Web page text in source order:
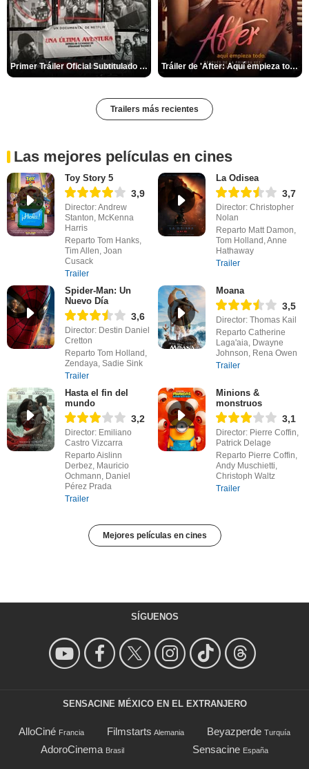
Primer Tráiler Oficial Subtitulado de 'Una última aventura: Detrás de cámaras de Stranger Things 5' Tráiler de 'After: Aquí empieza todo'
Trailers más recientes
Las mejores películas en cines
Toy Story 5
3,9
Director: Andrew
Stanton, McKenna
Harris
Reparto Tom Hanks,
Tim Allen, Joan
Cusack
Trailer
La Odisea
3,7
Director: Christopher
Nolan
Reparto Matt Damon,
Tom Holland, Anne
Hathaway
Trailer
Spider-Man: Un
Nuevo Día
3,6
Director: Destin Daniel
Cretton
Reparto Tom Holland,
Zendaya, Sadie Sink
Trailer
Moana
3,5
Director: Thomas Kail
Reparto Catherine
Laga'aia, Dwayne
Johnson, Rena Owen
Trailer
Hasta el fin del
mundo
3,2
Director: Emiliano
Castro Vizcarra
Reparto Aislinn
Derbez, Mauricio
Ochmann, Daniel
Pérez Prada
Trailer
Minions &
monstruos
3,1
Director: Pierre Coffin,
Patrick Delage
Reparto Pierre Coffin,
Andy Muschietti,
Christoph Waltz
Trailer
Mejores películas en cines
SÍGUENOS
SENSACINE MÉXICO EN EL EXTRANJERO
AlloCiné Francia Filmstarts Alemania Beyazperde Turquía
AdoroCinema Brasil Sensacine España